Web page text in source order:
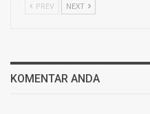
PREV NEXT
KOMENTAR ANDA